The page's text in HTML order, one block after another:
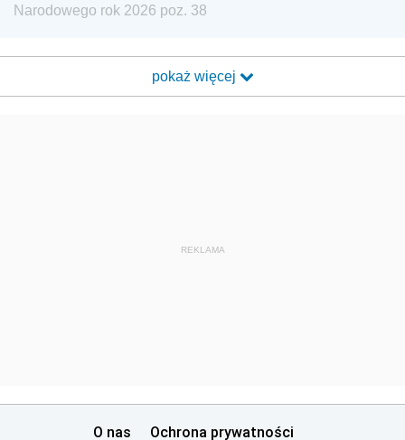
Narodowego rok 2026 poz. 38
pokaż więcej
REKLAMA
O nas Ochrona prywatności